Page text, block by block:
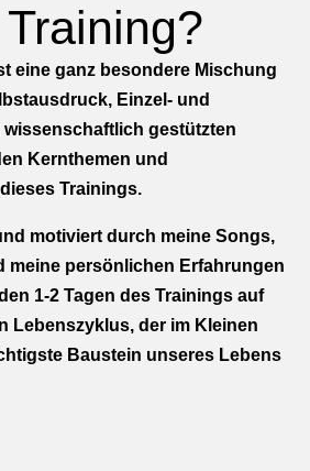
eine ganz besondere Mischung
Einzel- und
gestützten
Kernthemen und
Trainings.
motiviert durch meine Songs,
meine persönlichen Erfahrungen
1-2 Tagen des Trainings auf
Lebenszyklus, der im Kleinen
Baustein unseres Lebens